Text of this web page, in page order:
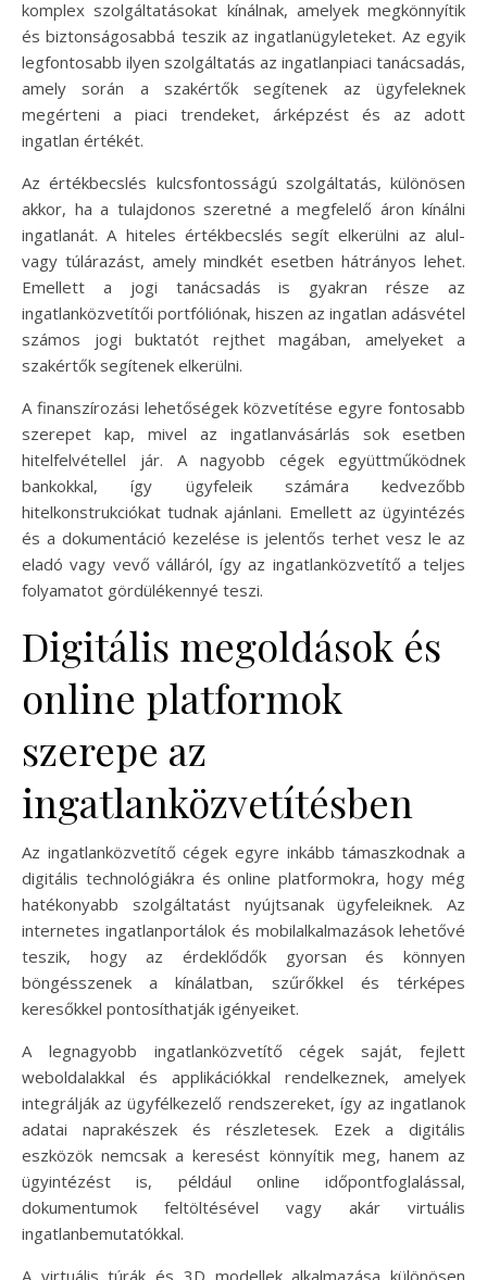
komplex szolgáltatásokat kínálnak, amelyek megkönnyítik
és biztonságosabbá teszik az ingatlanügyleteket. Az egyik
legfontosabb ilyen szolgáltatás az ingatlanpiaci tanácsadás,
amely során a szakértők segítenek az ügyfeleknek
megérteni a piaci trendeket, árképzést és az adott
ingatlan értékét.
Az értékbecslés kulcsfontosságú szolgáltatás, különösen
akkor, ha a tulajdonos szeretné a megfelelő áron kínálni
ingatlanát. A hiteles értékbecslés segít elkerülni az alul-
vagy túlárazást, amely mindkét esetben hátrányos lehet.
Emellett a jogi tanácsadás is gyakran része az
ingatlanközvetítői portfóliónak, hiszen az ingatlan adásvétel
számos jogi buktatót rejthet magában, amelyeket a
szakértők segítenek elkerülni.
A finanszírozási lehetőségek közvetítése egyre fontosabb
szerepet kap, mivel az ingatlanvásárlás sok esetben
hitelfelvétellel jár. A nagyobb cégek együttműködnek
bankokkal, így ügyfeleik számára kedvezőbb
hitelkonstrukciókat tudnak ajánlani. Emellett az ügyintézés
és a dokumentáció kezelése is jelentős terhet vesz le az
eladó vagy vevő válláról, így az ingatlanközvetítő a teljes
folyamatot gördülékennyé teszi.
Digitális megoldások és
online platformok
szerepe az
ingatlanközvetítésben
Az ingatlanközvetítő cégek egyre inkább támaszkodnak a
digitális technológiákra és online platformokra, hogy még
hatékonyabb szolgáltatást nyújtsanak ügyfeleiknek. Az
internetes ingatlanportálok és mobilalkalmazások lehetővé
teszik, hogy az érdeklődők gyorsan és könnyen
böngésszenek a kínálatban, szűrőkkel és térképes
keresőkkel pontosíthatják igényeiket.
A legnagyobb ingatlanközvetítő cégek saját, fejlett
weboldalakkal és applikációkkal rendelkeznek, amelyek
integrálják az ügyfélkezelő rendszereket, így az ingatlanok
adatai naprakészek és részletesek. Ezek a digitális
eszközök nemcsak a keresést könnyítik meg, hanem az
ügyintézést is, például online időpontfoglalással,
dokumentumok feltöltésével vagy akár virtuális
ingatlanbemutatókkal.
A virtuális túrák és 3D modellek alkalmazása különösen